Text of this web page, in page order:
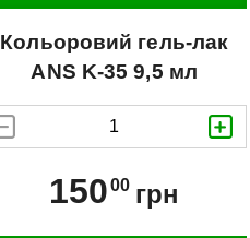
Кольоровий гель-лак
ANS K-35 9,5 мл
15000 грн